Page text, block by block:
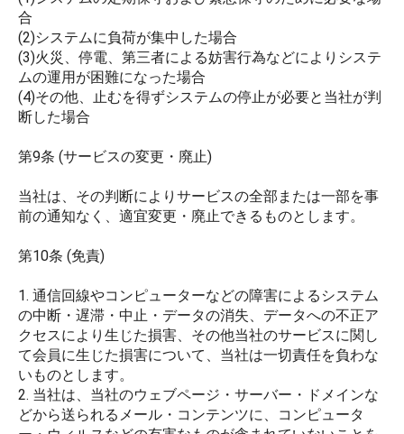
合
(2)システムに負荷が集中した場合
(3)火災、停電、第三者による妨害行為などによりシステ
ムの運用が困難になった場合
(4)その他、止むを得ずシステムの停止が必要と当社が判
断した場合
第9条 (サービスの変更・廃止)
当社は、その判断によりサービスの全部または一部を事
前の通知なく、適宜変更・廃止できるものとします。
第10条 (免責)
1. 通信回線やコンピューターなどの障害によるシステム
の中断・遅滞・中止・データの消失、データへの不正ア
クセスにより生じた損害、その他当社のサービスに関し
て会員に生じた損害について、当社は一切責任を負わな
いものとします。
2. 当社は、当社のウェブページ・サーバー・ドメインな
どから送られるメール・コンテンツに、コンピュータ